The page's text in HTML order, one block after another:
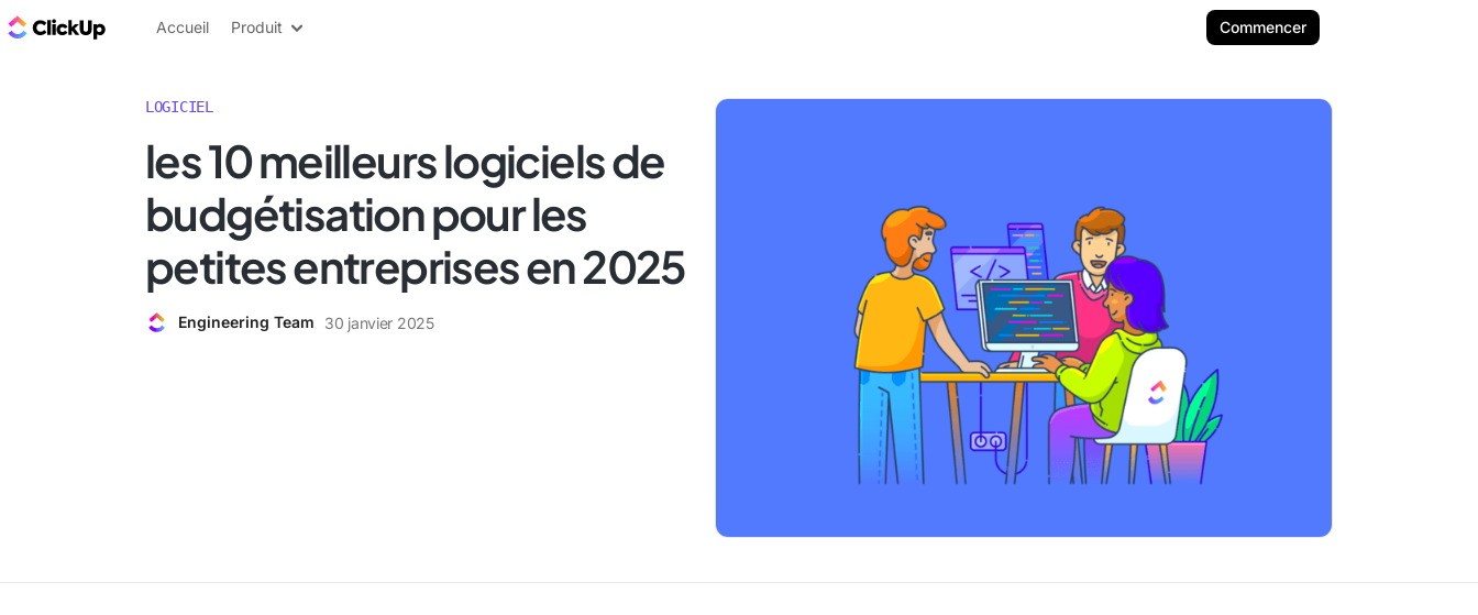
ClickUp Blog
Accueil Produit Commencer
LOGICIEL
les 10 meilleurs logiciels de
budgétisation pour les
petites entreprises en 2025
Engineering Team 30 janvier 2025